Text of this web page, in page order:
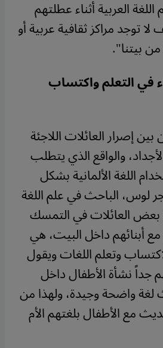
العربية أثناء عطلتهم
توجد مراكز ثقافية عربية أو
بيتنا".
في التعلم واكتساب
بين إصرار العائلات اللاجئة
والواقع الذي يتطلب
اللغة الألمانية بشكل
لوس، الباحث في علم اللغة
بعض العائلات في التمسك
مع أبنائهم داخل البيت، هي
وتعلم اللغات ويقول
جداً نشأة الأطفال داخل
واضحة وجيدة، ولهذا من
مع الأطفال بلغتهم الأم